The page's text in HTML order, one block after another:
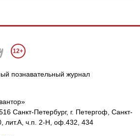
12+
познавательный журнал
Санкт-Петербург, г. Петергоф, Санкт-
лит.А, ч.п. 2-Н, оф.432, 434